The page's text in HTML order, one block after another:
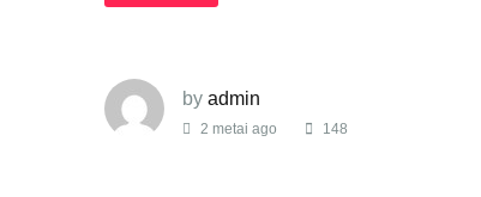
by admin
2 metai ago 148